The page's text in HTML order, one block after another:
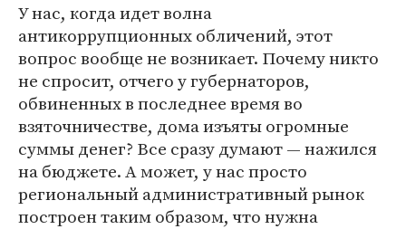
У нас, когда идет волна
антикоррупционных обличений, этот
вопрос вообще не возникает. Почему никто
не спросит, отчего у губернаторов,
обвиненных в последнее время во
взяточничестве, дома изъяты огромные
суммы денег? Все сразу думают — нажился
на бюджете. А может, у нас просто
региональный административный рынок
построен таким образом, что нужна